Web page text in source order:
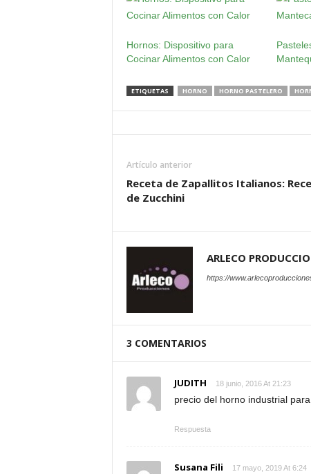
Hornos: Dispositivo para
Cocinar Alimentos con Calor
ETIQUETAS HORNO HORNO PASTELERO
Artículo anterior
Receta de Zapallitos Italianos:
de Zucchini
ARLECO
https://
3 COMENTARIOS
JUDITH 18 junio, 2016 At 21:23
precio del horno industrial
Respuesta
Susana Fili 17 mayo, 2019 At 6:24